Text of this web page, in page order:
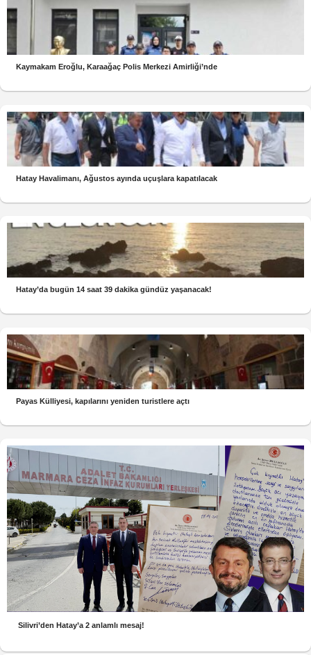
Kaymakam Eroğlu, Karaağaç Polis Merkezi Amirliği’nde
Hatay Havalimanı, Ağustos ayında uçuşlara kapatılacak
Hatay’da bugün 14 saat 39 dakika gündüz yaşanacak!
Payas Külliyesi, kapılarını yeniden turistlere açtı
Silivri’den Hatay’a 2 anlamlı mesaj!